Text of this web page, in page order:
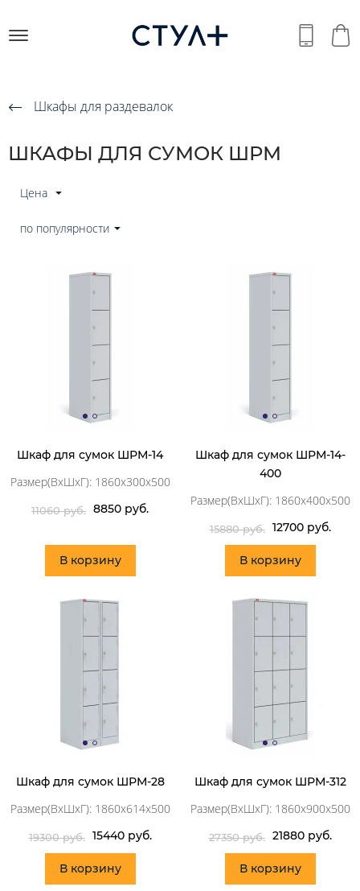
Шкафы для раздевалок
ШКАФЫ ДЛЯ СУМОК ШРМ
Цена
по популярности
Шкаф для сумок ШРМ-14
Размер(ВхШхГ): 1860х300х500
11060 руб. 8850 руб.
В корзину
Шкаф для сумок ШРМ-14-
400
Размер(ВхШхГ): 1860х400х500
15880 руб. 12700 руб.
В корзину
Шкаф для сумок ШРМ-28
Размер(ВхШхГ): 1860х614х500
19300 руб. 15440 руб.
В корзину
Шкаф для сумок ШРМ-312
Размер(ВхШхГ): 1860х900х500
27350 руб. 21880 руб.
В корзину